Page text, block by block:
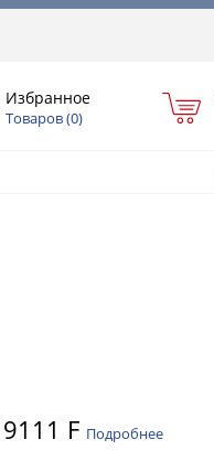
Избранное
Товаров (0)
F Подробнее